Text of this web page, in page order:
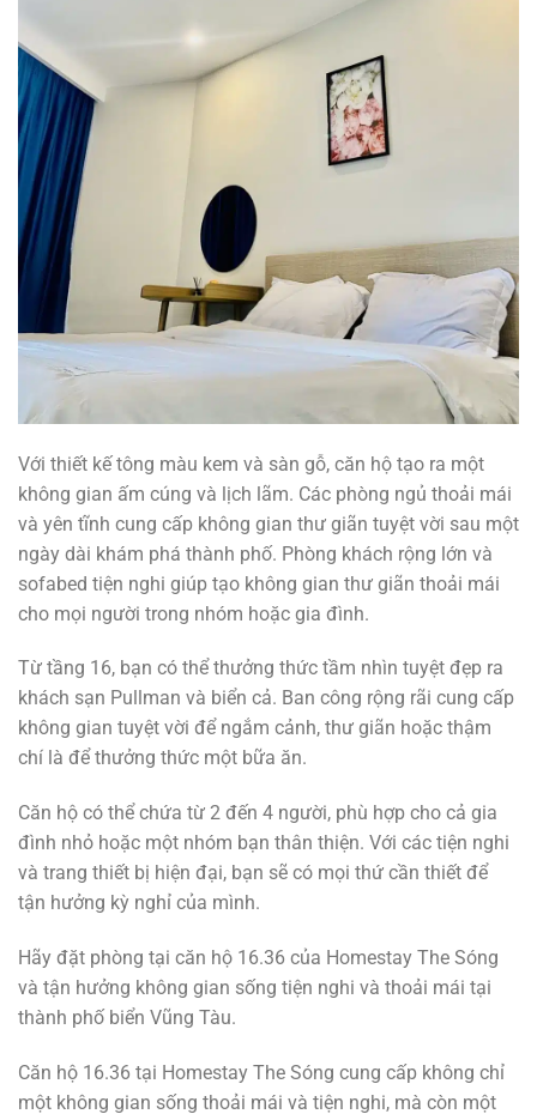
Với thiết kế tông màu kem và sàn gỗ, căn hộ tạo ra một
không gian ấm cúng và lịch lãm. Các phòng ngủ thoải mái
và yên tĩnh cung cấp không gian thư giãn tuyệt vời sau một
ngày dài khám phá thành phố. Phòng khách rộng lớn và
sofabed tiện nghi giúp tạo không gian thư giãn thoải mái
cho mọi người trong nhóm hoặc gia đình.
Từ tầng 16, bạn có thể thưởng thức tầm nhìn tuyệt đẹp ra
khách sạn Pullman và biển cả. Ban công rộng rãi cung cấp
không gian tuyệt vời để ngắm cảnh, thư giãn hoặc thậm
chí là để thưởng thức một bữa ăn.
Căn hộ có thể chứa từ 2 đến 4 người, phù hợp cho cả gia
đình nhỏ hoặc một nhóm bạn thân thiện. Với các tiện nghi
và trang thiết bị hiện đại, bạn sẽ có mọi thứ cần thiết để
tận hưởng kỳ nghỉ của mình.
Hãy đặt phòng tại căn hộ 16.36 của Homestay The Sóng
và tận hưởng không gian sống tiện nghi và thoải mái tại
thành phố biển Vũng Tàu.
Căn hộ 16.36 tại Homestay The Sóng cung cấp không chỉ
một không gian sống thoải mái và tiện nghi, mà còn một